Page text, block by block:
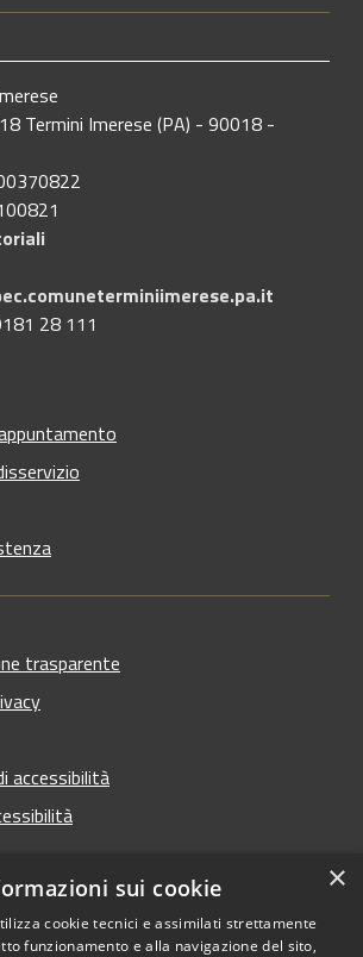
Termini Imerese (PA) - 90018 -
28 111
trasparente
accessibilità
Copyright © 2026 • Comune di
×
sui cookie
cookie tecnici e assimilati strettamente
funzionamento e alla navigazione del sito,